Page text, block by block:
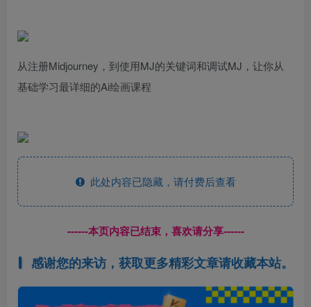
从注册Midjourney，到使用MJ的关键词和调试MJ，让你从
基础学习最详细的Ai绘画课程
此处内容已隐藏，请付费后查看
------本页内容已结束，喜欢请分享------
感谢您的来访，获取更多精彩文章请收藏本站。